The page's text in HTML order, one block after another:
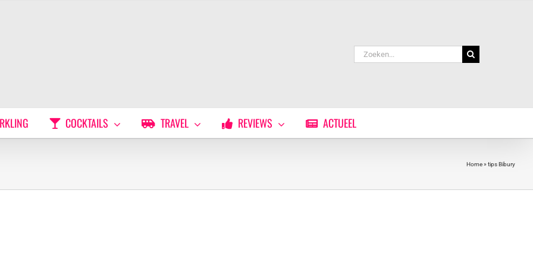
Zoeken
naar:
COCKTAILS TRAVEL REVIEWS ACTUEEL
Home» tips Bibury